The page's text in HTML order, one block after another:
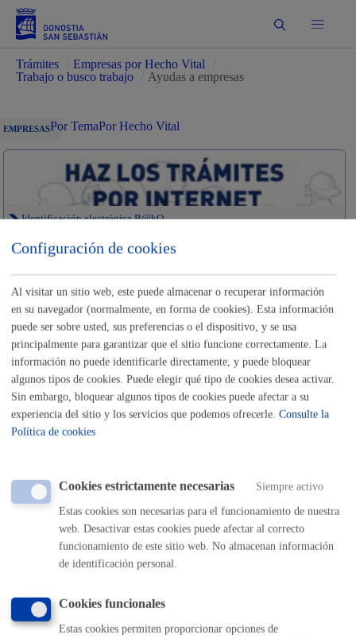
Buscar
Trámites Empresas por Hecho Vital
Trabajo o busco trabajo
Ayudas a empresas
EMPRESASPor TemaPor Hecho Vital
Identificación electrónica B@kQ
Trámites para Empresas
Sede electrónica Nota legal
Listado completo de Trámites
Ayudas a empresas
Volver al índice Volver atrás
Comunícate con el Ayuntamiento de Donostia / San
010
Configuración de cookies
Al visitar un sitio web, este puede almacenar o recuperar información
en su navegador (normalmente, en forma de cookies). Esta información
puede ser sobre usted, sus preferencias o el dispositivo, y se usa
principalmente para garantizar que el sitio funcione correctamente. La
información no puede identificarle directamente, y puede bloquear
algunos tipos de cookies. Puede elegir qué tipo de cookies desea activar.
Sin embargo, bloquear algunos tipos de cookies puede afectar a su
experiencia del sitio y los servicios que podemos ofrecerle. Consulte la
Política de cookies
Cookies estrictamente necesarias Siempre activo
Estas cookies son necesarias para el funcionamiento de nuestra
web. Desactivar estas cookies puede afectar al correcto
funcionamiento de este sitio web. No almacenan información
de identificación personal.
Cookies funcionales
Estas cookies permiten proporcionar opciones de